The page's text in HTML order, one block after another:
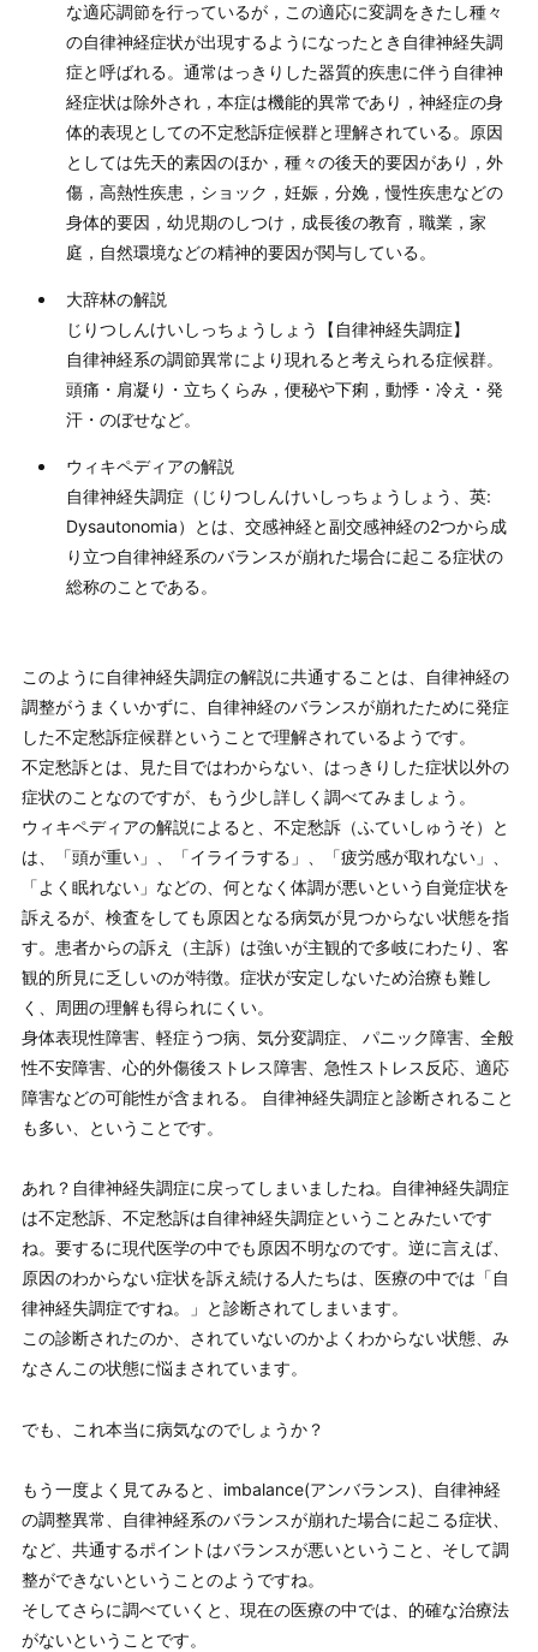
な適応調節を行っているが，この適応に変調をきたし種々
の自律神経症状が出現するようになったとき自律神経失調
症と呼ばれる。通常はっきりした器質的疾患に伴う自律神
経症状は除外され，本症は機能的異常であり，神経症の身
体的表現としての不定愁訴症候群と理解されている。原因
としては先天的素因のほか，種々の後天的要因があり，外
傷，高熱性疾患，ショック，妊娠，分娩，慢性疾患などの
身体的要因，幼児期のしつけ，成長後の教育，職業，家
庭，自然環境などの精神的要因が関与している。
大辞林の解説
じりつしんけいしっちょうしょう【自律神経失調症】
自律神経系の調節異常により現れると考えられる症候群。
頭痛・肩凝り・立ちくらみ，便秘や下痢，動悸・冷え・発
汗・のぼせなど。
ウィキペディアの解説
自律神経失調症（じりつしんけいしっちょうしょう、英:
Dysautonomia）とは、交感神経と副交感神経の2つから成
り立つ自律神経系のバランスが崩れた場合に起こる症状の
総称のことである。
このように自律神経失調症の解説に共通することは、自律神経の
調整がうまくいかずに、自律神経のバランスが崩れたために発症
した不定愁訴症候群ということで理解されているようです。
不定愁訴とは、見た目ではわからない、はっきりした症状以外の
症状のことなのですが、もう少し詳しく調べてみましょう。
ウィキペディアの解説によると、不定愁訴（ふていしゅうそ）と
は、「頭が重い」、「イライラする」、「疲労感が取れない」、
「よく眠れない」などの、何となく体調が悪いという自覚症状を
訴えるが、検査をしても原因となる病気が見つからない状態を指
す。患者からの訴え（主訴）は強いが主観的で多岐にわたり、客
観的所見に乏しいのが特徴。症状が安定しないため治療も難し
く、周囲の理解も得られにくい。
身体表現性障害、軽症うつ病、気分変調症、 パニック障害、全般
性不安障害、心的外傷後ストレス障害、急性ストレス反応、適応
障害などの可能性が含まれる。 自律神経失調症と診断されること
も多い、ということです。
あれ？自律神経失調症に戻ってしまいましたね。自律神経失調症
は不定愁訴、不定愁訴は自律神経失調症ということみたいです
ね。要するに現代医学の中でも原因不明なのです。逆に言えば、
原因のわからない症状を訴え続ける人たちは、医療の中では「自
律神経失調症ですね。」と診断されてしまいます。
この診断されたのか、されていないのかよくわからない状態、み
なさんこの状態に悩まされています。
でも、これ本当に病気なのでしょうか？
もう一度よく見てみると、imbalance(アンバランス)、自律神経
の調整異常、自律神経系のバランスが崩れた場合に起こる症状、
など、共通するポイントはバランスが悪いということ、そして調
整ができないということのようですね。
そしてさらに調べていくと、現在の医療の中では、的確な治療法
がないということです。